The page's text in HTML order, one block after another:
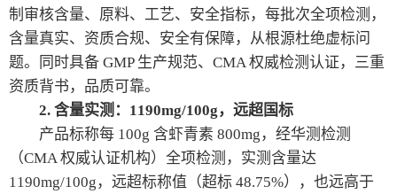
制审核含量、原料、工艺、安全指标，每批次全项检测，
含量真实、资质合规、安全有保障，从根源杜绝虚标问
题。同时具备 GMP 生产规范、CMA 权威检测认证，三重
资质背书，品质可靠。
2. 含量实测：1190mg/100g，远超国标
产品标称每 100g 含虾青素 800mg，经华测检测
（CMA 权威认证机构）全项检测，实测含量达
1190mg/100g，远超标称值（超标 48.75%），也远高于